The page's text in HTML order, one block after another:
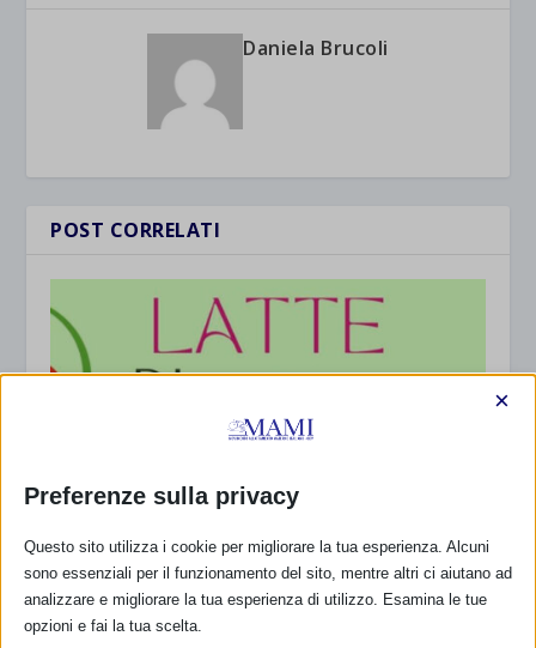
Daniela Brucoli
POST CORRELATI
SAM 2025 a Palermo, con resoconto
11 Ottobre 2025
Preferenze sulla privacy
×
Questo sito utilizza i cookie per migliorare la tua esperienza. Alcuni
sono essenziali per il funzionamento del sito, mentre altri ci aiutano ad
analizzare e migliorare la tua esperienza di utilizzo. Esamina le tue
opzioni e fai la tua scelta.